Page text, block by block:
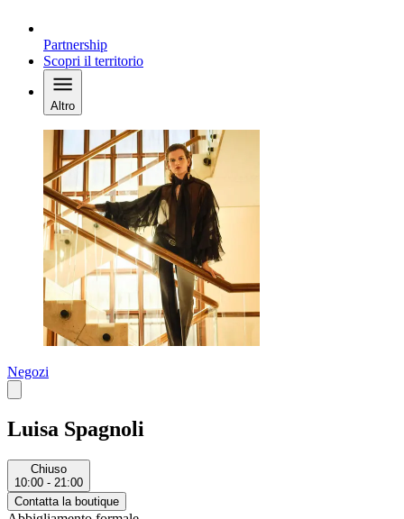
Partnership
Scopri il territorio
Altro
Negozi
Luisa Spagnoli
Chiuso
10:00 - 21:00
Contatta la boutique